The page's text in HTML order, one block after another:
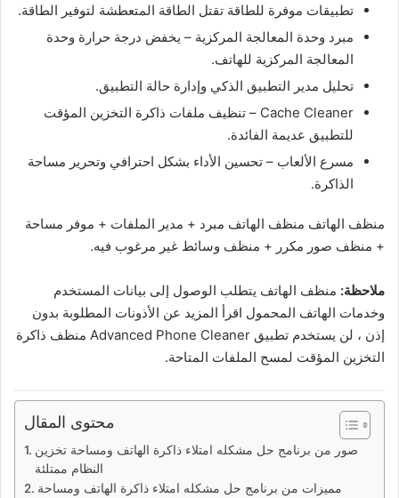
تطبيقات موفرة للطاقة تقتل الطاقة المتعطشة لتوفير الطاقة.
مبرد وحدة المعالجة المركزية – يخفض درجة حرارة وحدة
المعالجة المركزية للهاتف.
تحليل مدير التطبيق الذكي وإدارة حالة التطبيق.
Cache Cleaner – تنظيف ملفات ذاكرة التخزين المؤقت
للتطبيق عديمة الفائدة.
مسرع الألعاب – تحسين الأداء بشكل احترافي وتحرير مساحة
الذاكرة.
منظف ​​الهاتف منظف الهاتف مبرد + مدير الملفات + موفر مساحة
+ منظف صور مكرر + منظف وسائط غير مرغوب فيه.
ملاحظة: منظف الهاتف يتطلب الوصول إلى بيانات المستخدم
وخدمات الهاتف المحمول اقرأ المزيد عن الأذونات المطلوبة بدون
إذن ، لن يستخدم تطبيق Advanced Phone Cleaner منظف ذاكرة
التخزين المؤقت لمسح الملفات المتاحة.
محتوى المقال
صور من برنامج حل مشكله امتلاء ذاكرة الهاتف ومساحة تخزين
النظام ممتلئة
مميزات من برنامج حل مشكله امتلاء ذاكرة الهاتف ومساحة